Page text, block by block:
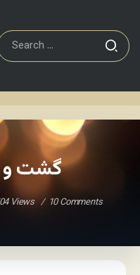
گشت و
Views 10 Comments